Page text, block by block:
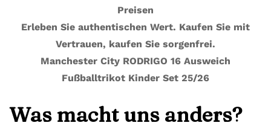
Preisen
Erleben Sie authentischen Wert. Kaufen Sie mit
Vertrauen, kaufen Sie sorgenfrei.
Manchester City RODRIGO 16 Ausweich
Fußballtrikot Kinder Set 25/26
Was macht uns anders?